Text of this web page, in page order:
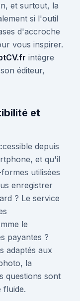
et surtout, la
si l'outil
d'accroche
vous inspirer.
intègre
éditeur,
et
depuis
et qu'il
utilisées
enregistrer
? Le service
le
payantes ?
adaptés aux
la
questions sont
fluide.